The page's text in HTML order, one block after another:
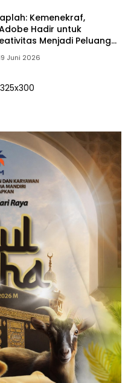
Kemenekraf,
Hadir untuk
Menjadi Peluang
Juni 2026